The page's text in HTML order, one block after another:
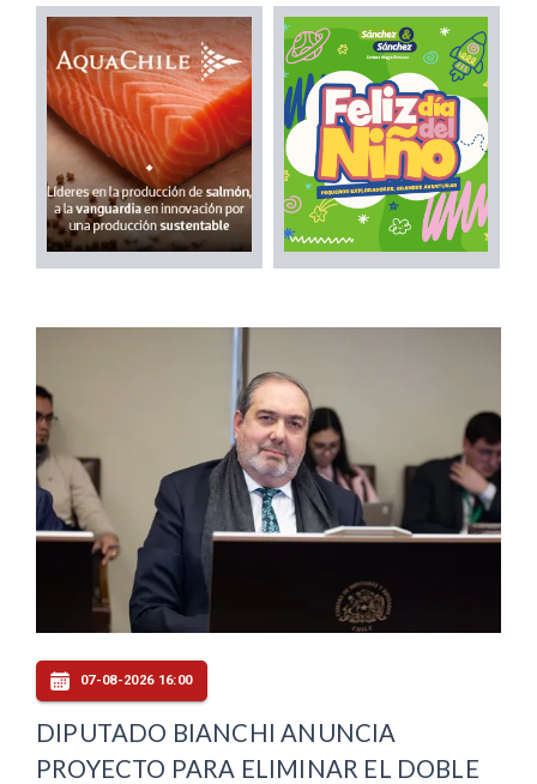
07-08-2026 16:00
DIPUTADO BIANCHI ANUNCIA
PROYECTO PARA ELIMINAR EL DOBLE